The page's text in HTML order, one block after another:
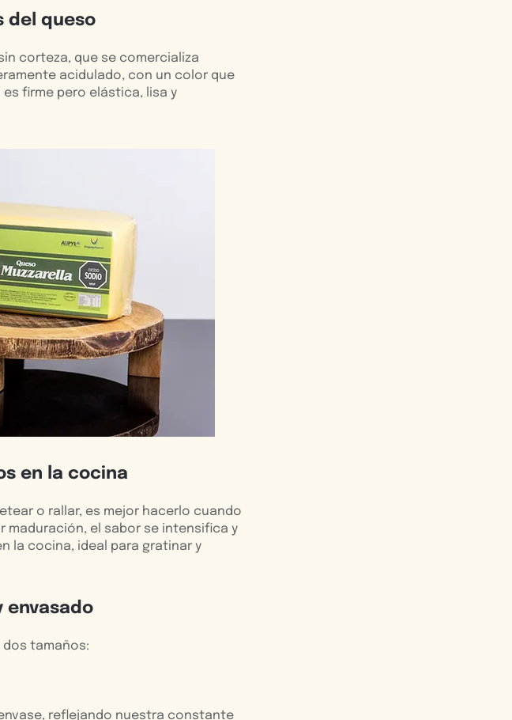
del queso
corteza, que se comercializa
acidulado, con un color que
firme pero elástica, lisa y
en la cocina
o rallar, es mejor hacerlo cuando
maduración, el sabor se intensifica y
la cocina, ideal para gratinar y
envasado
dos tamaños:
reflejando nuestra constante